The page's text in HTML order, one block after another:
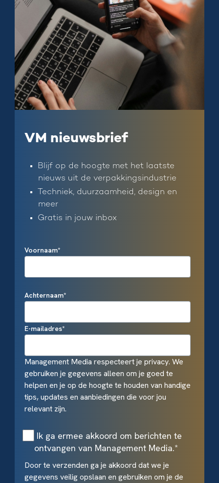
VM nieuwsbrief
Blijf op de hoogte met het laatste
nieuws uit de verpakkingsindustrie
Techniek, duurzaamheid, design en
meer
Gratis in jouw inbox
Voornaam*
Achternaam*
E-mailadres*
Management Media respecteert je privacy. We
gebruiken je gegevens alleen om je goed te
helpen en je op de hoogte te houden van handige
tips, updates en aanbiedingen die voor jou
relevant zijn.
Ik ga ermee akkoord om berichten te
ontvangen van Management Media.*
Door te verzenden ga je akkoord dat we je
gegevens veilig opslaan en gebruiken om je de